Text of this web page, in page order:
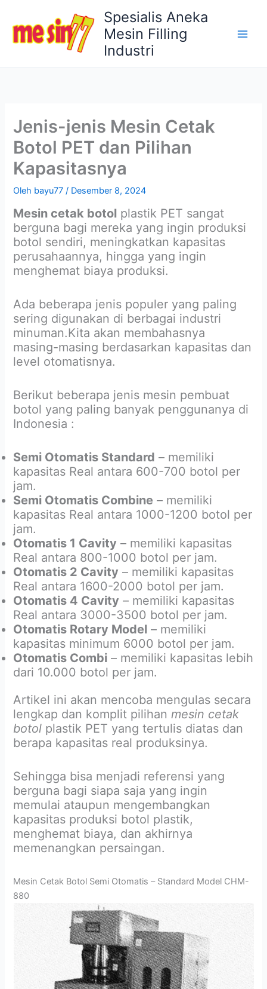
konten
Spesialis Aneka
Mesin Filling
Industri
Jenis-jenis Mesin Cetak
Botol PET dan Pilihan
Kapasitasnya
Oleh bayu77/ Desember 8, 2024
Mesin cetak botol plastik PET sangat
berguna bagi mereka yang ingin produksi
botol sendiri, meningkatkan kapasitas
perusahaannya, hingga yang ingin
menghemat biaya produksi.
Ada beberapa jenis populer yang paling
sering digunakan di berbagai industri
minuman.Kita akan membahasnya
masing-masing berdasarkan kapasitas dan
level otomatisnya.
Berikut beberapa jenis mesin pembuat
botol yang paling banyak penggunanya di
Indonesia :
Semi Otomatis Standard – memiliki
kapasitas Real antara 600-700 botol per
jam.
Semi Otomatis Combine – memiliki
kapasitas Real antara 1000-1200 botol per
jam.
Otomatis 1 Cavity – memiliki kapasitas
Real antara 800-1000 botol per jam.
Otomatis 2 Cavity – memiliki kapasitas
Real antara 1600-2000 botol per jam.
Otomatis 4 Cavity – memiliki kapasitas
Real antara 3000-3500 botol per jam.
Otomatis Rotary Model – memiliki
kapasitas minimum 6000 botol per jam.
Otomatis Combi – memiliki kapasitas lebih
dari 10.000 botol per jam.
Artikel ini akan mencoba mengulas secara
lengkap dan komplit pilihanmesin cetak
botol plastik PET yang tertulis diatas dan
berapa kapasitas real produksinya.
Sehingga bisa menjadi referensi yang
berguna bagi siapa saja yang ingin
memulai ataupun mengembangkan
kapasitas produksi botol plastik,
menghemat biaya, dan akhirnya
memenangkan persaingan.
Mesin Cetak Botol Semi Otomatis – Standard Model CHM-
880